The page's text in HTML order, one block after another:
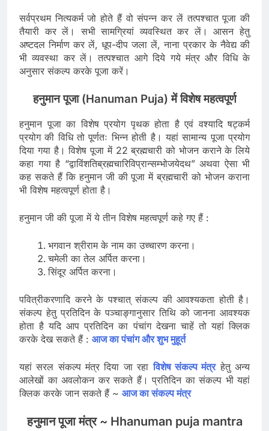
सर्वप्रथम नित्यकर्म जो होते हैं वो संपन्न कर लें तत्पश्चात पूजा की
तैयारी कर लें। सभी सामग्रियां व्यवस्थित कर लें। आसन हेतु
अष्टदल निर्माण कर लें, धूप-दीप जला लें, नाना प्रकार के नैवेद्य की
भी व्यवस्था कर लें। तत्पश्चात आगे दिये गये मंत्र और विधि के
अनुसार संकल्प करके पूजा करें।
हनुमान पूजा (Hanuman Puja) में विशेष महत्वपूर्ण
हनुमान पूजा का विशेष प्रयोग पृथक होता है एवं वश्यादि षट्कर्म
प्रयोग की विधि तो पूर्णतः भिन्न होती है। यहां सामान्य पूजा प्रयोग
दिया गया है। विशेष पूजा में 22 ब्रह्मचारी को भोजन कराने के लिये
कहा गया है “द्वाविंशतिब्रह्मचारिविप्रान्सम्भोजयेदथ” अथवा ऐसा भी
कह सकते हैं कि हनुमान जी की पूजा में ब्रह्मचारी को भोजन कराना
भी विशेष महत्वपूर्ण होता है।
हनुमान जी की पूजा में ये तीन विशेष महत्वपूर्ण कहे गए हैं :
भगवान श्रीराम के नाम का उच्चारण करना।
चमेली का तेल अर्पित करना।
सिंदूर अर्पित करना।
पवित्रीकरणादि करने के पश्चात् संकल्प की आवश्यकता होती है।
संकल्प हेतु प्रतिदिन के पञ्चाङ्गानुसार तिथि को जानना आवश्यक
होता है यदि आप प्रतिदिन का पंचांग देखना चाहें तो यहां क्लिक
करके देख सकते हैं : आज का पंचांग और शुभ मुहूर्त
यहां सरल संकल्प मंत्र दिया जा रहाविशेष संकल्प मंत्रहेतु अन्य
आलेखों का अवलोकन कर सकते हैं। प्रतिदिन का संकल्प भी यहां
क्लिक करके जान सकते हैं ~ आज का संकल्प मंत्र
हनुमान पूजा मंत्र ~ Hhanuman puja mantra